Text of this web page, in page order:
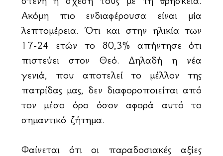
Ακόμη πιο ενδιαφέρουσα είναι μία
λεπτομέρεια. Ότι και στην ηλικία των
17-24 ετών το 80,3% απήντησε ότι
πιστεύει στον Θεό. Δηλαδή η νέα
γενιά, που αποτελεί το μέλλον της
πατρίδας μας, δεν διαφοροποιείται από
τον μέσο όρο όσον αφορά αυτό το
σημαντικό ζήτημα.
Φαίνεται ότι οι παραδοσιακές αξίες